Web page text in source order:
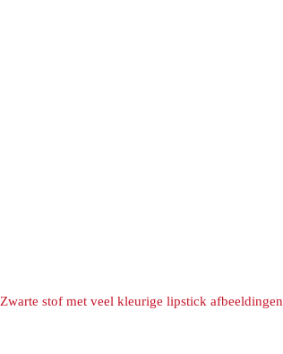
Zwarte stof met veel kleurige lipstick afbeeldingen